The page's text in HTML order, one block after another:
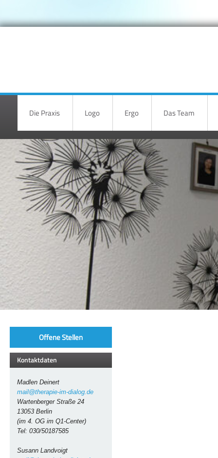
Die Praxis Logo Ergo Das Team
Offene Stellen
Kontaktdaten
Madlen Deinert
mail@therapie-im-dialog.de
Wartenberger Straße 24
13053 Berlin
(im 4. OG im Q1-Center)
Tel: 030/50187585
Susann Landvoigt